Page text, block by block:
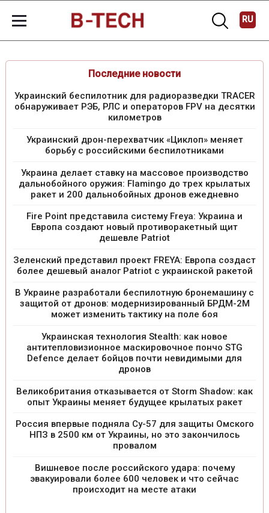
RU
Последние новости
Украинский беспилотник для радиоразведки TRACER
обнаруживает РЭБ, РЛС и операторов FPV на десятки
километров
Украинский дрон-перехватчик «Циклоп» меняет
борьбу с российскими беспилотниками
Украина делает ставку на массовое производство
дальнобойного оружия: Flamingo до трех крылатых
ракет и 200 дальнобойных дронов ежедневно
Fire Point представила систему Freya: Украина и
Европа создают новый противоракетный щит
дешевле Patriot
Зеленский представил проект FREYA: Европа создаст
более дешевый аналог Patriot с украинской ракетой
В Украине разработали беспилотную бронемашину с
защитой от дронов: модернизированный БРДМ-2М
может изменить тактику на поле боя
Украинская технология Stealth: как новое
антитепловизионное маскировочное пончо STG
Defence делает бойцов почти невидимыми для
дронов
Великобритания отказывается от Storm Shadow: как
опыт Украины меняет будущее крылатых ракет
Россия впервые подняла Су-57 для защиты Омского
НПЗ в 2500 км от Украины, но это закончилось
провалом
Вишневое после российского удара: почему
эвакуировали более 600 человек и что сейчас
происходит на месте атаки